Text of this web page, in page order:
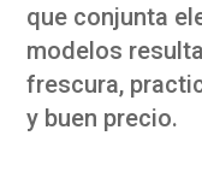
que conjunta
modelos
frescura,
y buen precio.